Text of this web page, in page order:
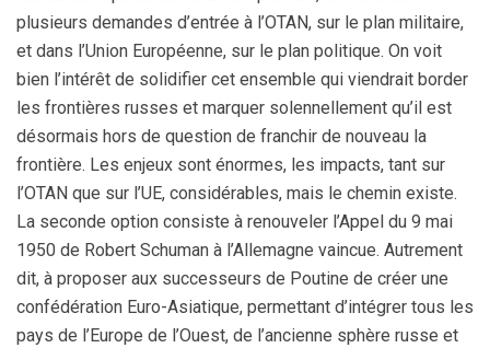
plusieurs demandes d’entrée à l’OTAN, sur le plan militaire,
et dans l’Union Européenne, sur le plan politique. On voit
bien l’intérêt de solidifier cet ensemble qui viendrait border
les frontières russes et marquer solennellement qu’il est
désormais hors de question de franchir de nouveau la
frontière. Les enjeux sont énormes, les impacts, tant sur
l’OTAN que sur l’UE, considérables, mais le chemin existe.
La seconde option consiste à renouveler l’Appel du 9 mai
1950 de Robert Schuman à l’Allemagne vaincue. Autrement
dit, à proposer aux successeurs de Poutine de créer une
confédération Euro-Asiatique, permettant d’intégrer tous les
pays de l’Europe de l’Ouest, de l’ancienne sphère russe et